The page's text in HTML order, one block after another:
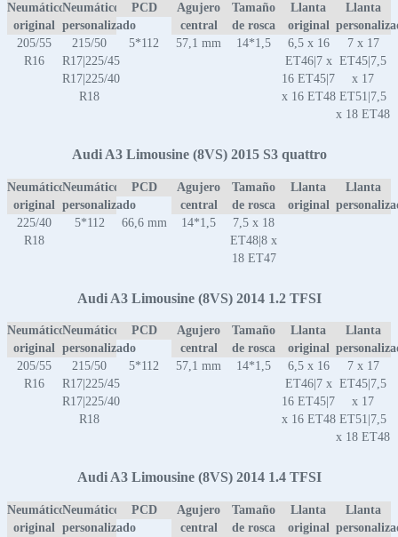
Neumático
original
Neumático
personalizado
PCD
Agujero
central
Tamaño
de rosca
Llanta
original
Llanta
205/55
R16
215/50
R17|225/45
R17|225/40
R18
5*112 57,1 mm 14*1,5
6,5 x 16
ET46|7 x
16 ET45|7
x 16 ET48
7 x 17
ET45|7,5
x 17
ET51|7,5
x 18 ET48
Audi A3 Limousine (8VS) 2015 S3 quattro
Neumático
original
Neumático
personalizado
PCD
Agujero
central
Tamaño
de rosca
Llanta
original
Llanta
225/40
R18
5*112 66,6 mm 14*1,5
7,5 x 18
ET48|8 x
18 ET47
Audi A3 Limousine (8VS) 2014 1.2 TFSI
Neumático
original
Neumático
personalizado
PCD
Agujero
central
Tamaño
de rosca
Llanta
original
Llanta
205/55
R16
215/50
R17|225/45
R17|225/40
R18
5*112 57,1 mm 14*1,5
6,5 x 16
ET46|7 x
16 ET45|7
x 16 ET48
7 x 17
ET45|7,5
x 17
ET51|7,5
x 18 ET48
Audi A3 Limousine (8VS) 2014 1.4 TFSI
Neumático
original
Neumático
personalizado
PCD
Agujero
central
Tamaño
de rosca
Llanta
original
Llanta